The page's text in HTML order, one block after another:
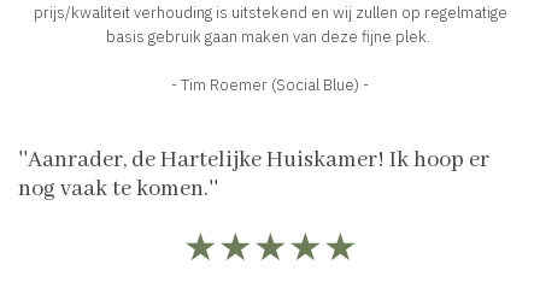
prijs/kwaliteit verhouding is uitstekend en wij zullen op regelmatige
basis gebruik gaan maken van deze fijne plek.
- Tim Roemer (Social Blue) -
''Aanrader, de Hartelijke Huiskamer! Ik hoop er
nog vaak te komen.''
★★★★★